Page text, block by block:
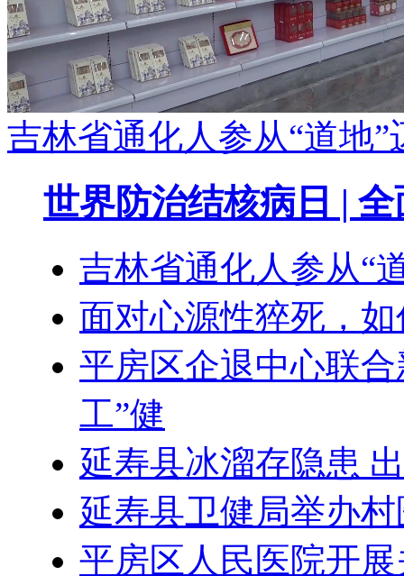
吉林省通化人参从“道地”
世界防治结核病日 |
吉林省通化人参从“
面对心源性猝死，
平房区企退中心联
工”健
延寿县冰溜存隐患
延寿县卫健局举办
平房区人民医院开